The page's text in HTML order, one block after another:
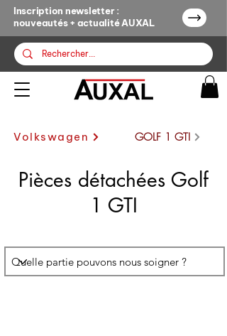
Inscription newsletter :
nouveautés + actualité AUXAL
Volkswagen GOLF 1 GTI
Pièces détachées Golf
1 GTI